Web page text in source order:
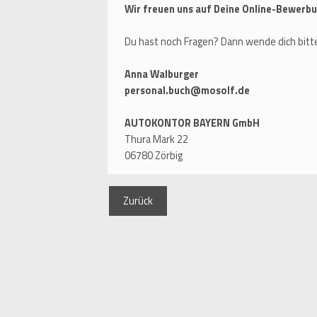
Wir freuen uns auf Deine Online-
Du hast noch Fragen? Dann wende dich
Anna Walburger
personal.buch@mosolf.de
AUTOKONTOR BAYERN GmbH
Thura Mark 22
06780 Zörbig
Zurück